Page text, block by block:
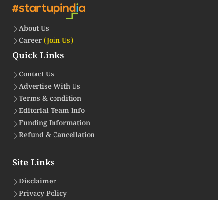
About Us
Career(Join Us)
Quick Links
Contact Us
Advertise With Us
Terms & condition
Editorial Team Info
Funding Information
Refund & Cancellation
Site Links
Disclaimer
Privacy Policy